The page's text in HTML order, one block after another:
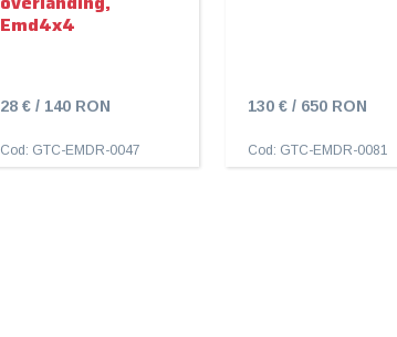
Emd4x4
28 € / 140 RON
Cod: GTC-EMDR-0047
130 € / 650 RON
Cod: GTC-EMDR-0081